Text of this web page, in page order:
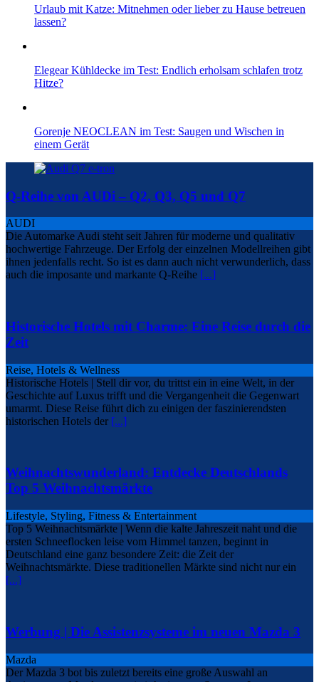
Urlaub mit Katze: Mitnehmen oder lieber zu Hause betreuen
lassen?
Elegear Kühldecke im Test: Endlich erholsam schlafen trotz
Hitze?
Gorenje NEOCLEAN im Test: Saugen und Wischen in
einem Gerät
Q-Reihe von AUDi – Q2, Q3, Q5 und Q7
AUDI
Die Automarke Audi steht seit Jahren für moderne und qualitativ
hochwertige Fahrzeuge. Der Erfolg der einzelnen Modellreihen gibt
ihnen jedenfalls recht. So ist es dann auch nicht verwunderlich, dass
auch die imposante und markante Q-Reihe [...]
Historische Hotels mit Charme: Eine Reise durch die
Zeit
Reise, Hotels & Wellness
Historische Hotels | Stell dir vor, du trittst ein in eine Welt, in der
Geschichte auf Luxus trifft und die Vergangenheit die Gegenwart
umarmt. Diese Reise führt dich zu einigen der faszinierendsten
historischen Hotels der [...]
Weihnachtswunderland: Entdecke Deutschlands
Top 5 Weihnachtsmärkte
Lifestyle, Styling, Fitness & Entertainment
Top 5 Weihnachtsmärkte | Wenn die kalte Jahreszeit naht und die
ersten Schneeflocken leise vom Himmel tanzen, beginnt in
Deutschland eine ganz besondere Zeit: die Zeit der
Weihnachtsmärkte. Diese traditionellen Märkte sind nicht nur ein
[...]
Werbung | Die Assistenzsysteme im neuen Mazda 3
Mazda
Der Mazda 3 bot bis zuletzt bereits eine große Auswahl an